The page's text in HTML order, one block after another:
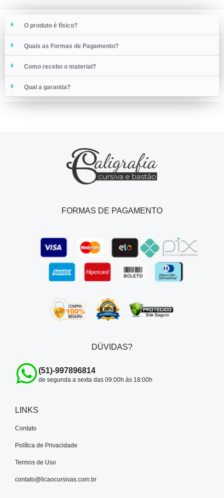
O produto é físico?
Quais as Formas de Pagamento?
Como recebo o material?
Qual a garantia?
FORMAS DE PAGAMENTO
DÚVIDAS?
(51)-997896814
de segunda a sexta das 09:00h às 18:00h
LINKS
Contato
Política de Privacidade
Termos de Uso
contato@licaocursivas.com.br